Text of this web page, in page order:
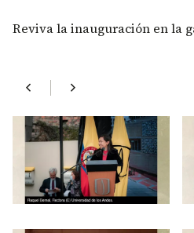
Reviva la inauguración en la
chevron_left chevron_right